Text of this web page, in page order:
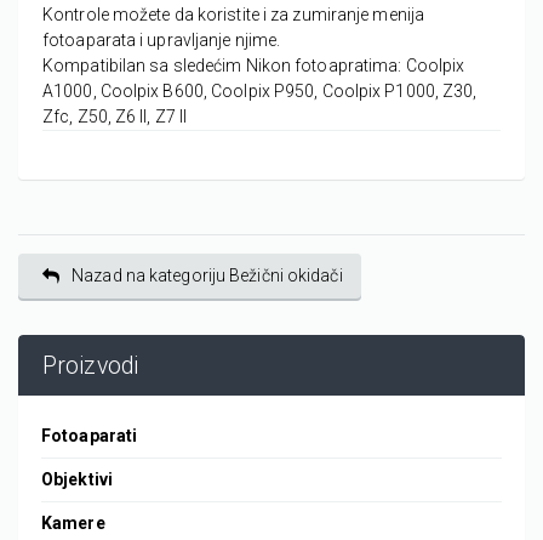
Kontrole možete da koristite i za zumiranje menija
fotoaparata i upravljanje njime.
Kompatibilan sa sledećim Nikon fotoapratima: Coolpix
A1000, Coolpix B600, Coolpix P950, Coolpix P1000, Z30,
Zfc, Z50, Z6 II, Z7 II
Nazad na kategoriju Bežični okidači
Proizvodi
Fotoaparati
Objektivi
Kamere